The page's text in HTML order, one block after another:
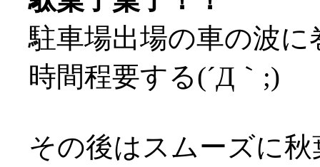
駐車場出場の車の波
時間程要する(´Д｀;)
その後はスムーズに